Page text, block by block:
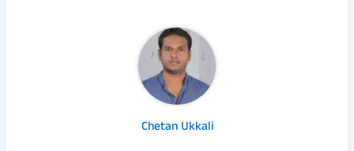
Chetan Ukkali